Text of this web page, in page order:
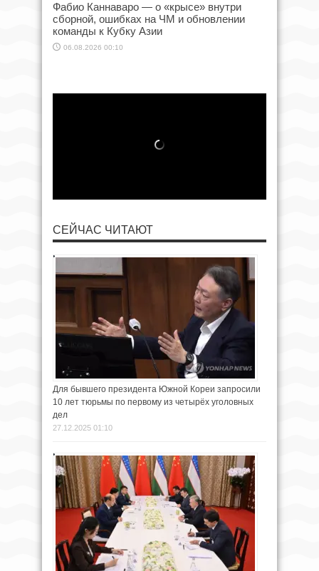
Фабио Каннаваро — о «крысе» внутри
сборной, ошибках на ЧМ и обновлении
команды к Кубку Азии
06.08.2026 00:10
СЕЙЧАС ЧИТАЮТ
Для бывшего президента Южной Кореи запросили
10 лет тюрьмы по первому из четырёх уголовных
дел
27.12.2025 01:10